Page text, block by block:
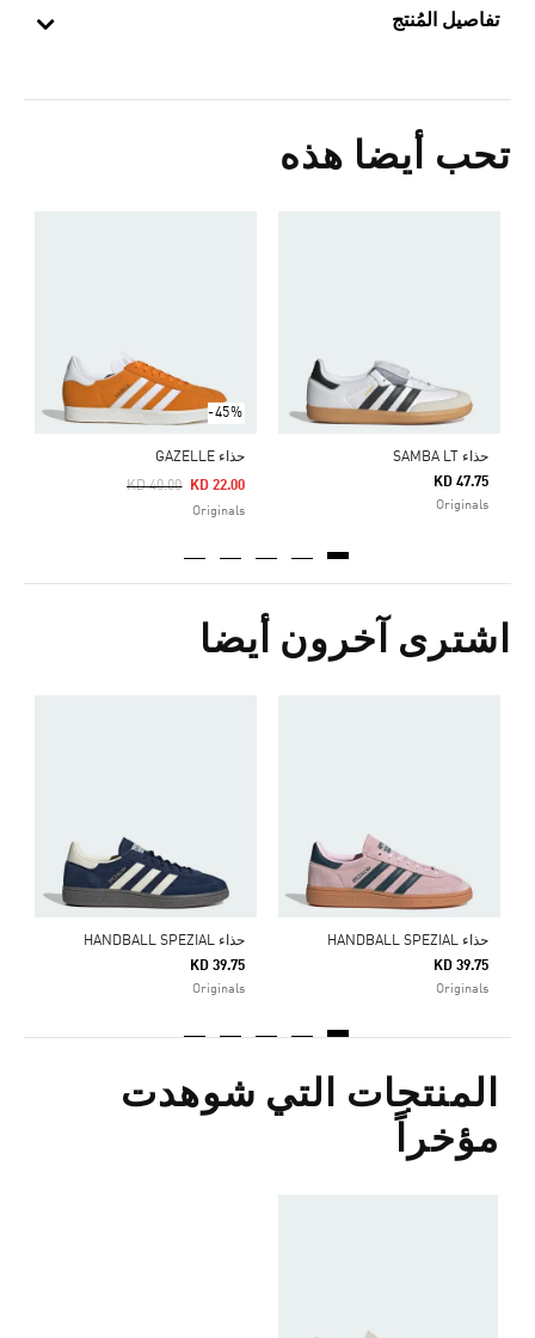
تفاصيل المُنتج
تحب أيضا هذه
حذاء SAMBA LT
KD 47.75
Originals
-45%
حذاء GAZELLE
Price Reduced From
KD 40.00
To KD 22.00
Originals
اشترى آخرون أيضا
حذاء HANDBALL SPEZIAL
KD 39.75
Originals
حذاء HANDBALL SPEZIAL
KD 39.75
Originals
المنتجات التي شوهدت
مؤخراً